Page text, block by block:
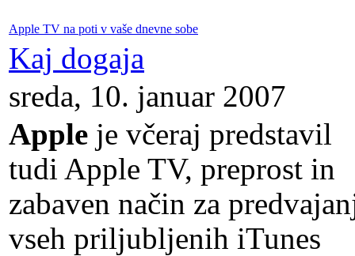
Apple TV na poti v vaše dnevne sobe
Kaj dogaja
sreda, 10. januar 2007
Apple je včeraj predstavil
tudi Apple TV, preprost in
zabaven način za
vseh priljubljenih iTunes